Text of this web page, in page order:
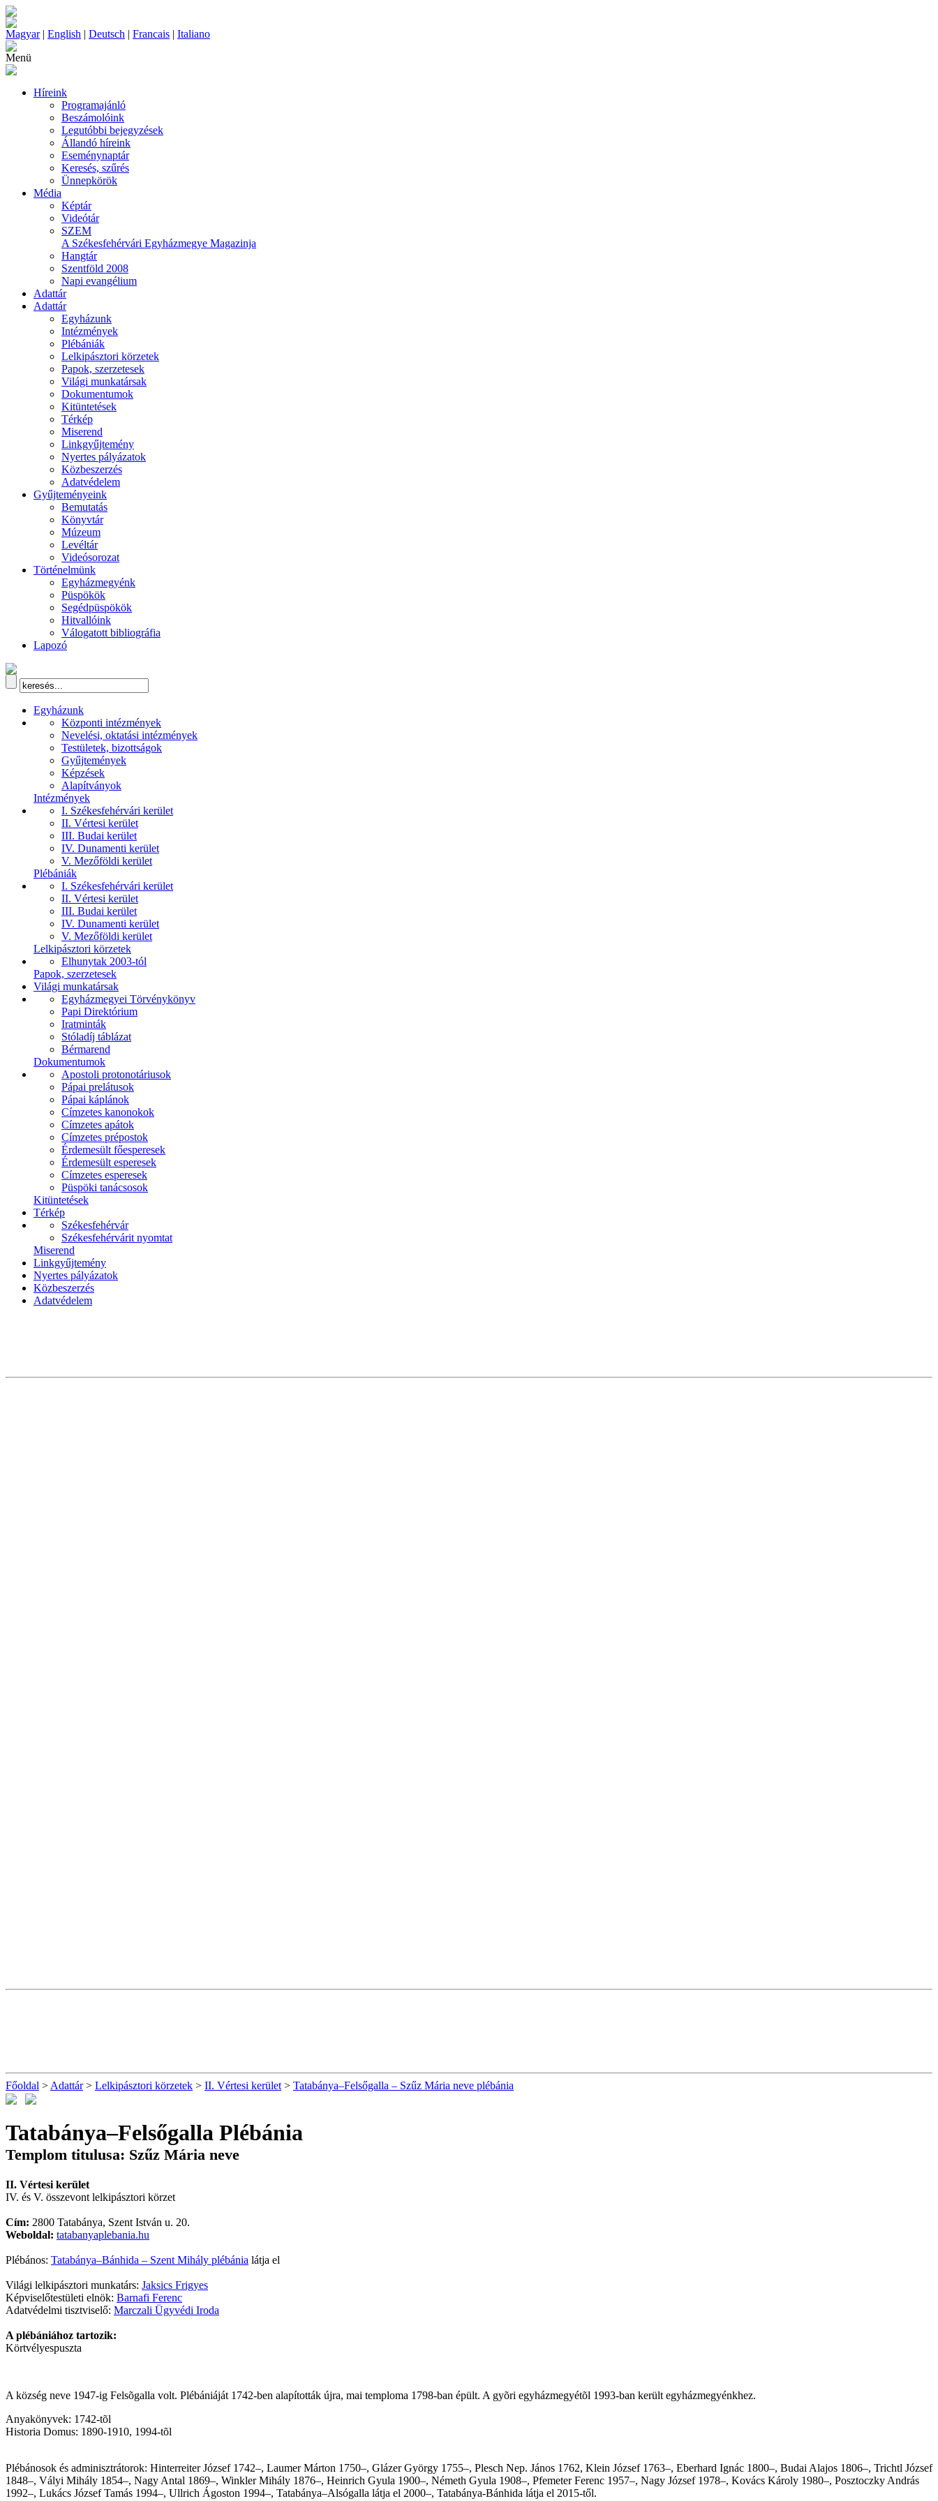
Magyar| English | Deutsch | Francais | Italiano
Menü
Híreink
Programajánló
Beszámolóink
Legutóbbi bejegyzések
Állandó híreink
Eseménynaptár
Keresés, szűrés
Ünnepkörök
Média
Képtár
Videótár
SZEM
A Székesfehérvári Egyházmegye Magazinja
Hangtár
Szentföld 2008
Napi evangélium
Adattár
Adattár
Egyházunk
Intézmények
Plébániák
Lelkipásztori körzetek
Papok, szerzetesek
Világi munkatársak
Dokumentumok
Kitüntetések
Térkép
Miserend
Linkgyűjtemény
Nyertes pályázatok
Közbeszerzés
Adatvédelem
Gyűjteményeink
Bemutatás
Könyvtár
Múzeum
Levéltár
Videósorozat
Történelmünk
Egyházmegyénk
Püspökök
Segédpüspökök
Hitvallóink
Válogatott bibliográfia
Lapozó
Egyházunk
Központi intézmények
Nevelési, oktatási intézmények
Testületek, bizottságok
Gyűjtemények
Képzések
Alapítványok
Intézmények
I. Székesfehérvári kerület
II. Vértesi kerület
III. Budai kerület
IV. Dunamenti kerület
V. Mezőföldi kerület
Plébániák
I. Székesfehérvári kerület
II. Vértesi kerület
III. Budai kerület
IV. Dunamenti kerület
V. Mezőföldi kerület
Lelkipásztori körzetek
Elhunytak 2003-tól
Papok, szerzetesek
Világi munkatársak
Egyházmegyei Törvénykönyv
Papi Direktórium
Iratminták
Stóladíj táblázat
Bérmarend
Dokumentumok
Apostoli protonotáriusok
Pápai prelátusok
Pápai káplánok
Címzetes kanonokok
Címzetes apátok
Címzetes prépostok
Érdemesült főesperesek
Érdemesült esperesek
Címzetes esperesek
Püspöki tanácsosok
Kitüntetések
Térkép
Székesfehérvár
Székesfehérvárit nyomtat
Miserend
Linkgyűjtemény
Nyertes pályázatok
Közbeszerzés
Adatvédelem
Főoldal > Adattár> Lelkipásztori körzetek > II. Vértesi kerület > Tatabánya–Felsőgalla – Szűz Mária neve plébánia
Tatabánya–Felsőgalla Plébánia
Templom titulusa: Szűz Mária neve
II. Vértesi kerület
IV. és V. összevont lelkipásztori körzet
Cím: 2800 Tatabánya, Szent István u. 20.
Weboldal: tatabanyaplebania.hu
Plébános: Tatabánya–Bánhida – Szent Mihály plébánia látja el
Világi lelkipásztori munkatárs: Jaksics Frigyes
Képviselőtestületi elnök: Barnafi Ferenc
Adatvédelmi tisztviselő: Marczali Ügyvédi Iroda
A plébániához tartozik:
Körtvélyespuszta
A község neve 1947-ig Felsõgalla volt. Plébániáját 1742-ben alapították újra, mai temploma 1798-ban épült. A gyõri egyházmegyétõl 1993-ban került egyházmegyénkhez.
Anyakönyvek: 1742-tõl
Historia Domus: 1890-1910, 1994-tõl
Plébánosok és adminisztrátorok: Hinterreiter József 1742–, Laumer Márton 1750–, Glázer György 1755–, Plesch Nep. János 1762, Klein József 1763–, Eberhard Ignác 1800–, Budai Alajos 1806–, Trichtl József
1848–, Vályi Mihály 1854–, Nagy Antal 1869–, Winkler Mihály 1876–, Heinrich Gyula 1900–, Németh Gyula 1908–, Pfemeter Ferenc 1957–, Nagy József 1978–, Kovács Károly 1980–, Posztoczky András
1992–, Lukács József Tamás 1994–, Ullrich Ágoston 1994–, Tatabánya–Alsógalla látja el 2000–, Tatabánya-Bánhida látja el 2015-től.